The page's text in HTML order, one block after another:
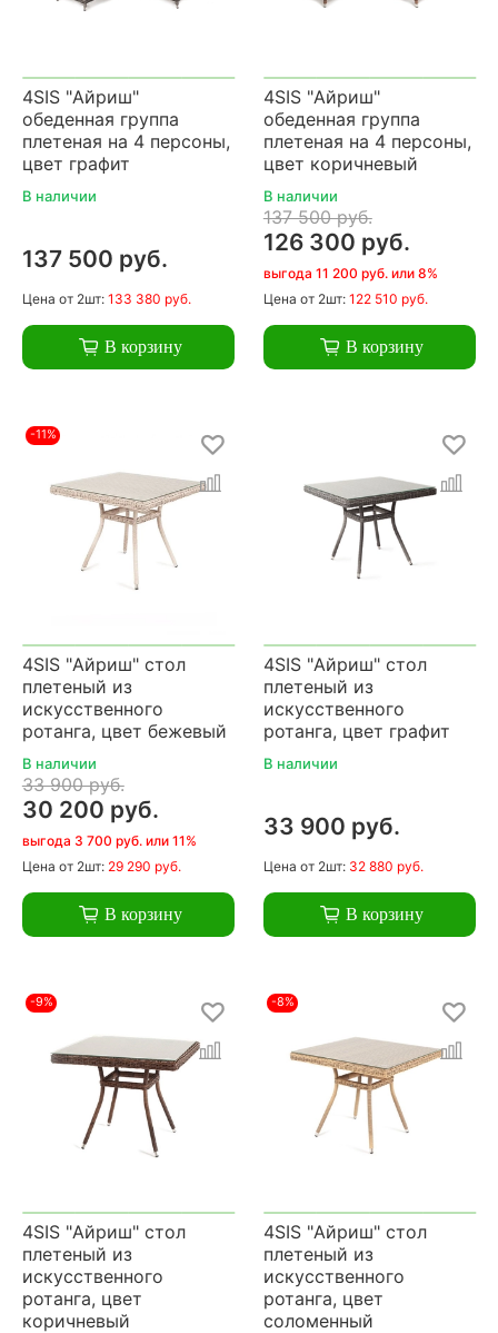
4SIS "Айриш"
обеденная группа
плетеная на 4 персоны,
цвет графит
В наличии
137 500 руб.
Цена от 2шт: 133 380 руб.
В корзину
4SIS "Айриш"
обеденная группа
плетеная на 4 персоны,
цвет коричневый
В наличии
137 500 руб.
126 300 руб.
выгода 11 200 руб. или 8%
Цена от 2шт: 122 510 руб.
В корзину
-11%
4SIS "Айриш" стол
плетеный из
искусственного
ротанга, цвет бежевый
В наличии
33 900 руб.
30 200 руб.
выгода 3 700 руб. или 11%
Цена от 2шт: 29 290 руб.
В корзину
4SIS "Айриш" стол
плетеный из
искусственного
ротанга, цвет графит
В наличии
33 900 руб.
Цена от 2шт: 32 880 руб.
В корзину
-9%
4SIS "Айриш" стол
плетеный из
искусственного
ротанга, цвет
коричневый
-8%
4SIS "Айриш" стол
плетеный из
искусственного
ротанга, цвет
соломенный